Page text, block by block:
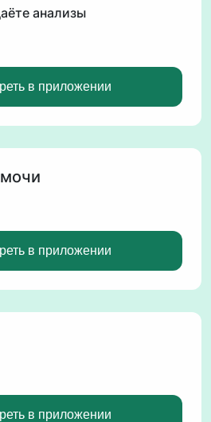
анализы
Посмотреть в приложении
Посмотреть в приложении
Посмотреть в приложении